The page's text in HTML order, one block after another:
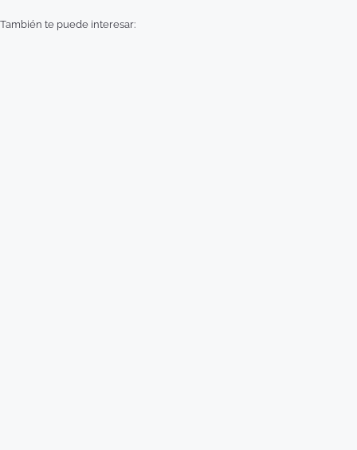
También te puede interesar: